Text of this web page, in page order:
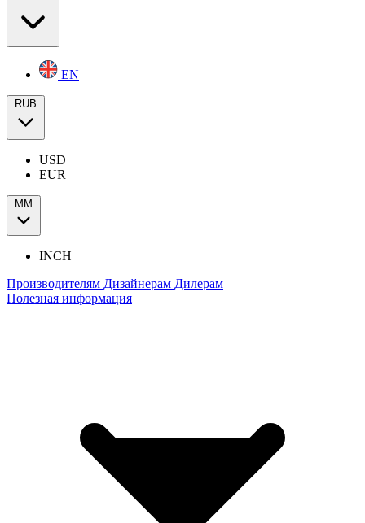
EN
RUB
USD
EUR
ММ
INCH
Производителям Дизайнерам Дилерам
Полезная информация